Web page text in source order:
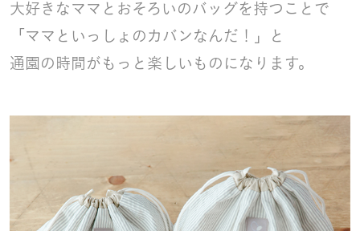
大好きなママとおそろいのバッグを持つことで
「ママといっしょのカバンなんだ！」と
通園の時間がもっと楽しいものになります。